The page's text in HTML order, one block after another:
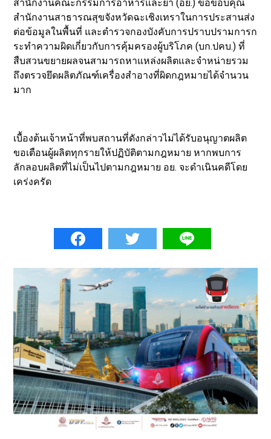
สำนักงานคณะกรรมการอาหารและยา (อย.) ขอขอบคุณ
สำนักงานสาธารณสุขจังหวัดฉะเชิงเทราในการประสานส่ง
ต่อข้อมูลในพื้นที่ และตำรวจกองบังคับการปราบปรามการก
ระทำความผิดเกี่ยวกับการคุ้มครองผู้บริโภค (บก.ปคบ.) ที่
สืบสวนขยายผลจนสามารถหาแหล่งผลิตและจำหน่ายรวม
ถึงตรวจยึดผลิตภัณฑ์เครื่องสำอางที่ผิดกฎหมายได้จำนวน
มาก
เบื้องต้นเจ้าหน้าที่พบสถานที่ดังกล่าวไม่ได้รับอนุญาตผลิต
ขอเตือนผู้ผลิตทุกรายให้ปฏิบัติตามกฎหมาย หากพบการ
ลักลอบผลิตที่ไม่เป็นไปตามกฎหมาย อย. จะดำเนินคดีโดย
เคร่งครัด